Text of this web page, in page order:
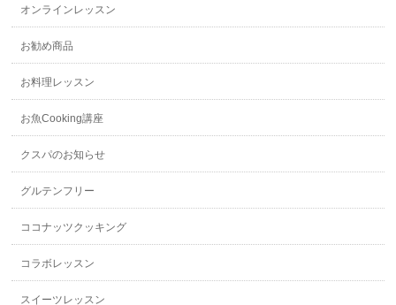
オンラインレッスン
お勧め商品
お料理レッスン
お魚Cooking講座
クスパのお知らせ
グルテンフリー
ココナッツクッキング
コラボレッスン
スイーツレッスン